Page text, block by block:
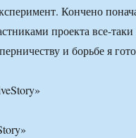
Кончено
проекта все-
и борьбе я